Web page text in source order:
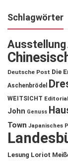
Schlagwörter
Ausstellung
Deutsche Post Die
Aschenbrödel
WEITSICHT Editorial
John Genuss
Town Japanisches
Lesung Loriot